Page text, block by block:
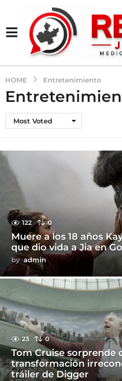
HOME Entretenimiento
Most Voted
122 0
Muere a los 18 años
que dio vida a Jia en
by admin
23 0
Tom Cruise sorprende
transformación
tráiler de Digger